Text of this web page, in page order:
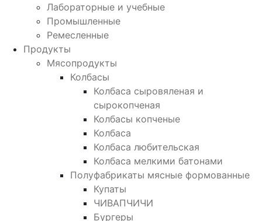
Лабораторные и учебные
Промышленные
Ремесленные
Продукты
Мясопродукты
Колбасы
Колбаса сыровяленая и
сырокопченая
Колбасы копченые
Колбаса
Колбаса любительская
Колбаса мелкими батонами
Полуфабрикаты мясные формованные
Купаты
ЧИВАПЧИЧИ
Бургеры